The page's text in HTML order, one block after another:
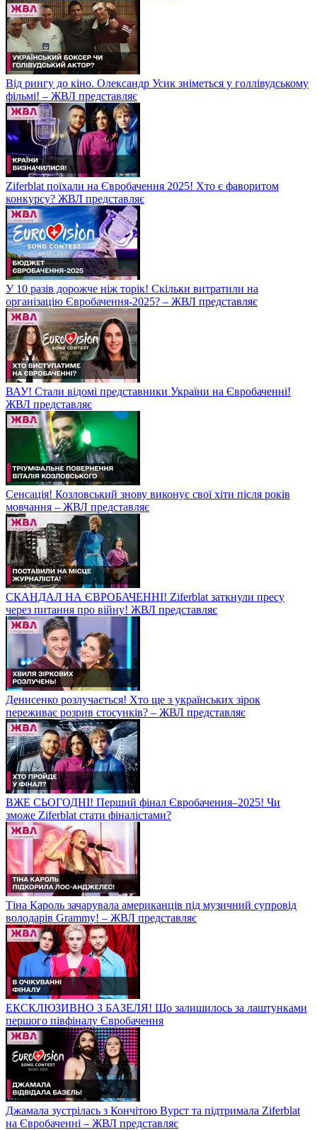
Від рингу до кіно. Олександр Усик зніметься у голлівудському
фільмі! – ЖВЛ представляє
Ziferblat поїхали на Євробачення 2025! Хто є фаворитом
конкурсу? ЖВЛ представляє
У 10 разів дорожче ніж торік! Скільки витратили на
організацію Євробачення-2025? – ЖВЛ представляє
ВАУ! Стали відомі представники України на Євробаченні!
ЖВЛ представляє
Сенсація! Козловський знову виконує свої хіти після років
мовчання – ЖВЛ представляє
СКАНДАЛ НА ЄВРОБАЧЕННІ! Ziferblat заткнули пресу
через питання про війну! ЖВЛ представляє
Денисенко розлучається! Хто ще з українських зірок
переживає розрив стосунків? – ЖВЛ представляє
ВЖЕ СЬОГОДНІ! Перший фінал Євробачення–2025! Чи
зможе Ziferblat стати фіналістами?
Тіна Кароль зачарувала американців під музичний супровід
володарів Grammy! – ЖВЛ представляє
ЕКСКЛЮЗИВНО З БАЗЕЛЯ! Що залишилось за лаштунками
першого півфіналу Євробачення
Джамала зустрілась з Кончітою Вурст та підтримала Ziferblat
на Євробаченні – ЖВЛ представляє